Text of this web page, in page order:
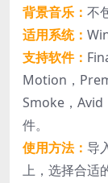
背景音乐： 不
适用系统：
支持软件：
Motion，
Smoke，Avid
件。
使用方法： 导
上，选择合适